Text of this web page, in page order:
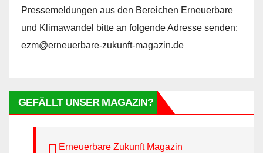
Pressemeldungen aus den Bereichen Erneuerbare
und Klimawandel bitte an folgende Adresse senden:
ezm@erneuerbare-zukunft-magazin.de
GEFÄLLT UNSER MAGAZIN?
Erneuerbare Zukunft Magazin